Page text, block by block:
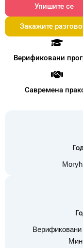
Упишите се
Закажите
Верификовани
Савремена